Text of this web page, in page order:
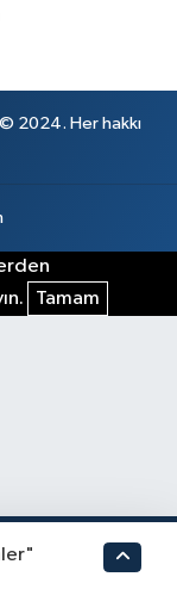
2024. Her hakkı
Tamam